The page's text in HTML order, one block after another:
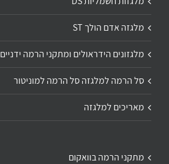
מלגזה אדם הולך ST
מלגזונים הידראולים ומתקני הרמה ידניים
סל הרמה למלגזה סל הרמה למוניטור
מאריכים למלגזה
מתקני הרמה בוואקום